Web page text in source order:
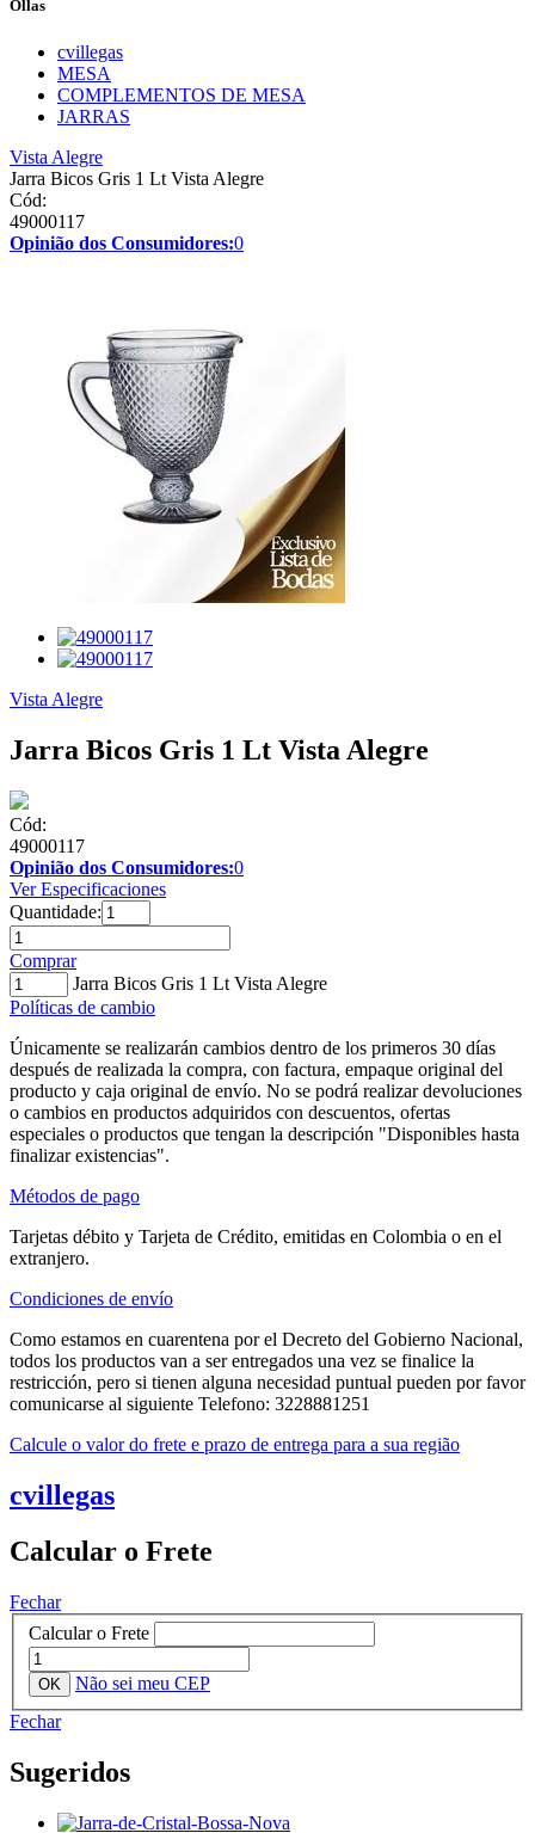
Ollas
cvillegas
MESA
COMPLEMENTOS DE MESA
JARRAS
Vista Alegre
Jarra Bicos Gris 1 Lt Vista Alegre
Cód:
49000117
Opinião dos Consumidores:0
Vista Alegre
Jarra Bicos Gris 1 Lt Vista Alegre
Cód:
49000117
Opinião dos Consumidores:0
Ver Especificaciones
Quantidade:
Comprar
Jarra Bicos Gris 1 Lt Vista Alegre
Políticas de cambio
Únicamente se realizarán cambios dentro de los primeros 30 días
después de realizada la compra, con factura, empaque original del
producto y caja original de envío. No se podrá realizar devoluciones
o cambios en productos adquiridos con descuentos, ofertas
especiales o productos que tengan la descripción "Disponibles hasta
finalizar existencias".
Métodos de pago
Tarjetas débito y Tarjeta de Crédito, emitidas en Colombia o en el
extranjero.
Condiciones de envío
Como estamos en cuarentena por el Decreto del Gobierno Nacional,
todos los productos van a ser entregados una vez se finalice la
restricción, pero si tienen alguna necesidad puntual pueden por favor
comunicarse al siguiente Telefono: 3228881251
Calcule o valor do frete e prazo de entrega para a sua região
cvillegas
Calcular o Frete
Fechar
Calcular o Frete
Não sei meu CEP
Fechar
Sugeridos